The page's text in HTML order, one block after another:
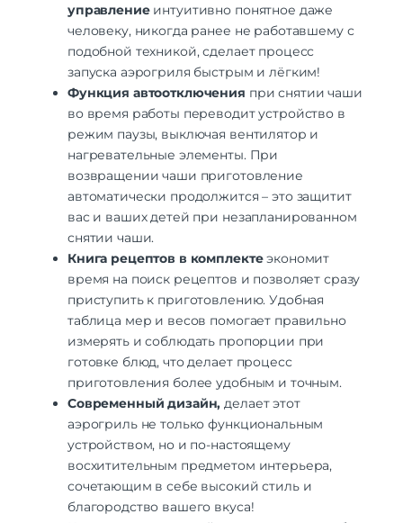
управление интуитивно понятное даже
человеку, никогда ранее не работавшему с
подобной техникой, сделает процесс
запуска аэрогриля быстрым и лёгким!
Функция автоотключения при снятии чаши
во время работы переводит устройство в
режим паузы, выключая вентилятор и
нагревательные элементы. При
возвращении чаши приготовление
автоматически продолжится – это защитит
вас и ваших детей при незапланированном
снятии чаши.
Книга рецептов в комплектеэкономит
время на поиск рецептов и позволяет сразу
приступить к приготовлению. Удобная
таблица мер и весов помогает правильно
измерять и соблюдать пропорции при
готовке блюд, что делает процесс
приготовления более удобным и точным.
Современный дизайн,делает этот
аэрогриль не только функциональным
устройством, но и по-настоящему
восхитительным предметом интерьера,
сочетающим в себе высокий стиль и
благородство вашего вкуса!